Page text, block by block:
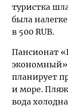
туристка
была
в 500 RUB.
Пансионат
планирует
и море.
вода